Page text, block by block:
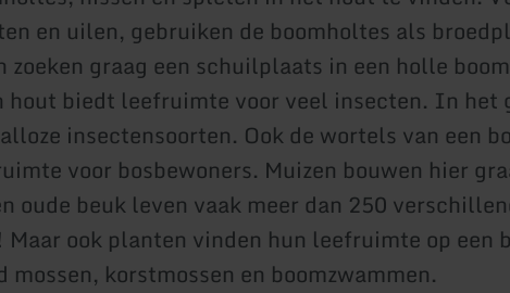
en uilen, gebruiken de boomholtes als
zoeken graag een schuilplaats in een holle
hout biedt leefruimte voor veel insecten. In het
insectensoorten. Ook de wortels van een
voor bosbewoners. Muizen bouwen hier
oude beuk leven vaak meer dan 250
ook planten vinden hun leefruimte op een
mossen, korstmossen en boomzwammen.